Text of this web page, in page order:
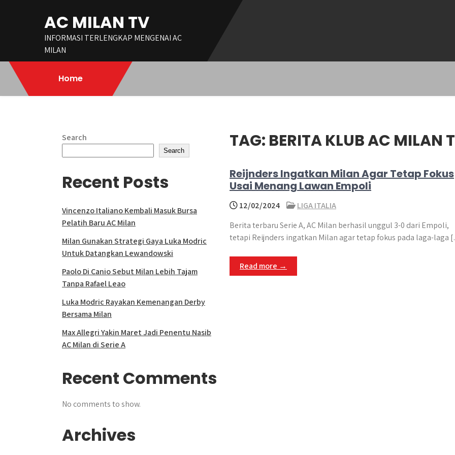
AC MILAN TV
INFORMASI TERLENGKAP MENGENAI AC
MILAN
Home
TAG: BERITA KLUB AC MILAN
Reijnders Ingatkan Milan Agar Tetap Fokus
Usai Menang Lawan Empoli
12/02/2024
LIGA ITALIA
Berita terbaru Serie A, AC Milan berhasil unggul 3-0 dari Empoli,
tetapi Reijnders ingatkan Milan agar tetap fokus pada laga-
Read more →
Search
Search
Recent Posts
Vincenzo Italiano Kembali Masuk Bursa
Pelatih Baru AC Milan
Milan Gunakan Strategi Gaya Luka Modric
Untuk Datangkan Lewandowski
Paolo Di Canio Sebut Milan Lebih Tajam
Tanpa Rafael Leao
Luka Modric Rayakan Kemenangan Derby
Bersama Milan
Max Allegri Yakin Maret Jadi Penentu Nasib
AC Milan di Serie A
Recent Comments
No comments to show.
Archives